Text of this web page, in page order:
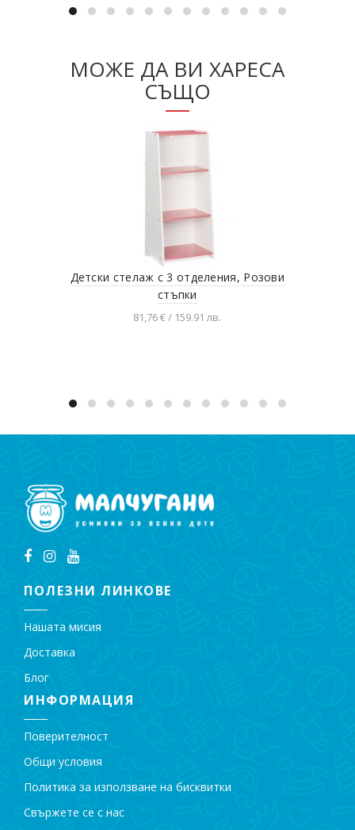
МОЖЕ ДА ВИ ХАРЕСА
СЪЩО
Детски стелаж с 3 отделения, Розови
стъпки
81,76 € / 159.91 лв.
ПОЛЕЗНИ ЛИНКОВЕ
Нашата мисия
Доставка
Блог
ИНФОРМАЦИЯ
Поверителност
Общи условия
Политика за използване на бисквитки
Свържете се с нас